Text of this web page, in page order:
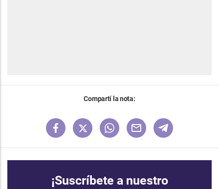
Compartí la nota:
¡Suscríbete a nuestro